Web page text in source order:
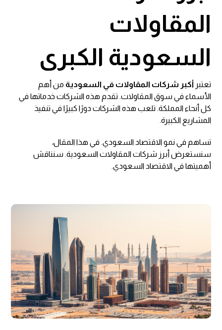
المقاولات
السعودية الكبرى
تعتبر أكبر شركات المقاولات في السعودية من أهم
الأسماء في سوق المقاولات. تقدم هذه الشركات خدماتها في
كل أنحاء المملكة. تلعب هذه الشركات دورًا كبيرًا في تنفيذ
المشاريع الكبيرة.
تساهم في نمو الاقتصاد السعودي. في هذا المقال،
سنستعرض أبرز شركات المقاولات السعودية. سنناقش
أهميتها في الاقتصاد السعودي.